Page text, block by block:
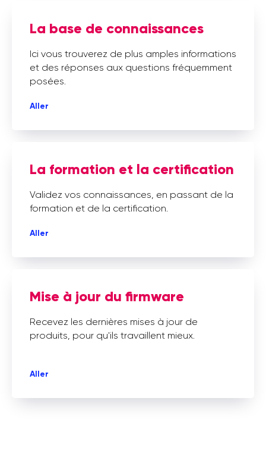
La base de connaissances
Ici vous trouverez de plus amples informations
et des réponses aux questions fréquemment
posées.
Aller
La formation et la certification
Validez vos connaissances, en passant de la
formation et de la certification.
Aller
Mise à jour du firmware
Recevez les dernières mises à jour de
produits, pour qu'ils travaillent mieux.
Aller